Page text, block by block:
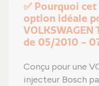
✅ Pourquoi
option idéale
VOLKSWAGEN
de 05/2010 -
Conçu pour une
injecteur Bosch